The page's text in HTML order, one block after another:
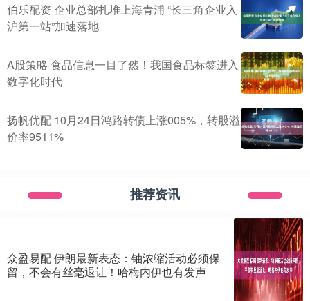
伯乐配资 企业总部扎堆上海青浦 “长三角企业入
沪第一站”加速落地
A股策略 食品信息一目了然！我国食品标签进入
数字化时代
扬帆优配 10月24日鸿路转债上涨005%，转股溢
价率9511%
推荐资讯
众盈易配 伊朗最新表态：铀浓缩活动必须保
留，不会有丝毫退让！哈梅内伊也有发声